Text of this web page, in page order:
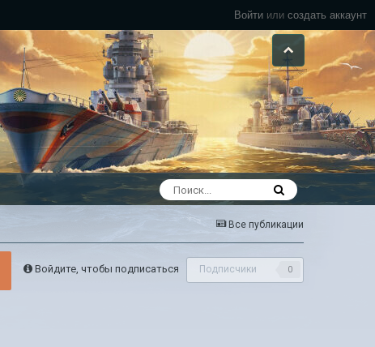
Войти или создать аккаунт
Все публикации
Войдите, чтобы подписаться Подписчики 0